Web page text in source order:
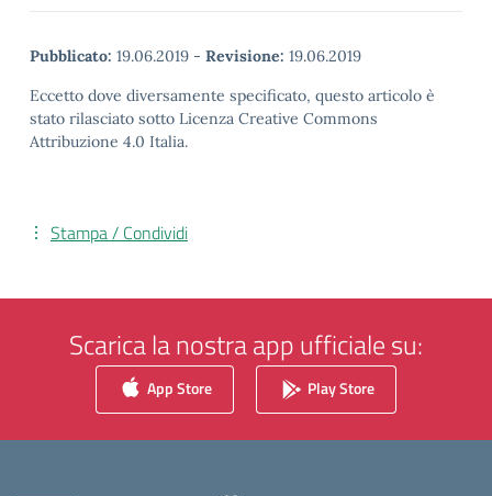
Pubblicato: 19.06.2019 - Revisione: 19.06.2019
Eccetto dove diversamente specificato, questo articolo è
stato rilasciato sotto Licenza Creative Commons
Attribuzione 4.0 Italia.
Stampa / Condividi
Scarica la nostra app ufficiale su:
App Store Play Store